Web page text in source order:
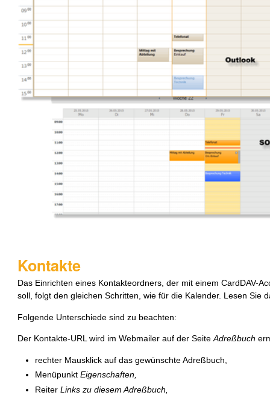
Kontakte
Das Einrichten eines Kontakteordners, der mit einem CardDAV-
soll, folgt den gleichen Schritten, wie für die Kalender. Lesen Sie
Folgende Unterschiede sind zu beachten:
Der Kontakte-URL wird im Webmailer auf der SeiteAdreßbuch
rechter Mausklick auf das gewünschte Adreßbuch,
MenüpunktEigenschaften,
Reiter Links zu diesem Adreßbuch,